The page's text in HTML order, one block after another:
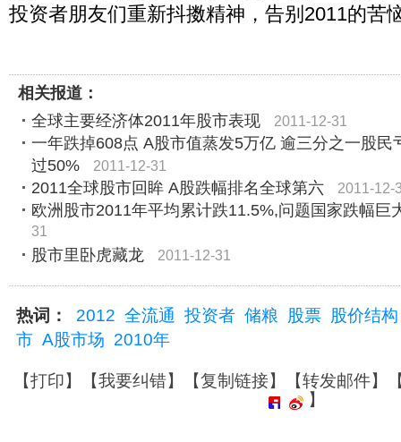
投资者朋友们重新抖擞精神，告别2011的苦
相关报道：
全球主要经济体2011年股市表现
2011-12-31
一年跌掉608点 A股市值蒸发5万亿 逾三分之一股民
过50%
2011-12-31
2011全球股市回眸 A股跌幅排名全球第六 2011-12-
欧洲股市2011年平均累计跌11.5%,问题国家跌幅巨
31
股市里卧虎藏龙
2011-12-31
热词： 2012 全流通 投资者 储粮 股票 股价结构
市 A股市场 2010年
【打印】【我要纠错】【复制链接】【转发邮件】
】